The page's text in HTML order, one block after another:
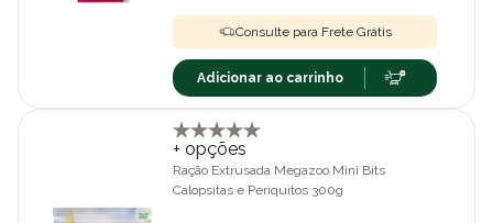
Consulte para Frete Grátis
Adicionar ao carrinho
+ opções
Ração Extrusada Megazoo Mini Bits
Calopsitas e Periquitos 300g